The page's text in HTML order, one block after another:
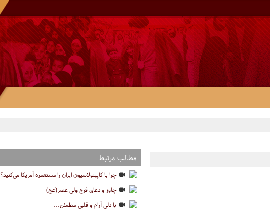
مطالب مرتبط
چرا با کاپیتولاسیون ایران را مستعمره آمریکا می‌کنید؟
چاوز و دعای فرج ولی عصر(عج)
با دلی آرام و قلبی مطمئن...